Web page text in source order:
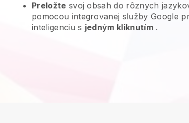
Preložte svoj obsah do rôznych
pomocou integrovanej služby Google
inteligenciu s jedným kliknutím.